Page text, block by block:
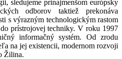
sledujeme prinajmenšom európsky
odborov taktiež prekonáva
s výrazným technologickým rastom
prístrojovej techniky. V roku 1997
informačný systém. Od zrodu
na jej existencii, modernom rozvoji
Žilina.